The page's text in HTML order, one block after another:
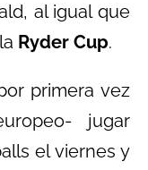
al igual que
Ryder Cup.
primera vez
jugar
el viernes y